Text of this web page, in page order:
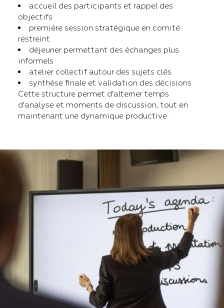
accueil des participants et rappel des
objectifs
première session stratégique en comité
restreint
déjeuner permettant des échanges plus
informels
atelier collectif autour des sujets clés
synthèse finale et validation des décisions
Cette structure permet d’alterner temps
d’analyse et moments de discussion, tout en
maintenant une dynamique productive.